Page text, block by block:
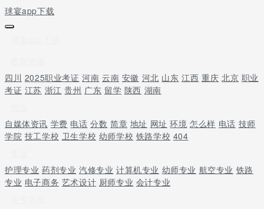
球宴app下载
四川 2025职业考证 河南 云南 安徽 河北 山东 江西 重庆 北京 职业
考证 江苏 浙江 贵州 广东 留学 陕西 湖南
自媒体资讯 学费 电话 分数 简章 地址 网址 环境 怎么样 电话 技师
学院 技工学校 卫生学校 幼师学校 铁路学校 404
护理专业 药剂专业 汽修专业 计算机专业 幼师专业 航空专业 铁路
专业 电子商务 艺术设计 厨师专业 会计专业